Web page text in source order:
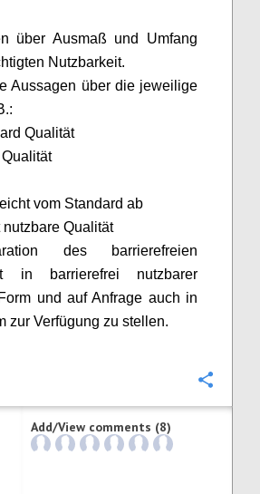
über Ausmaß und Umfang
Nutzbarkeit.
Aussagen über die jeweilige
Qualität
vom Standard ab
Qualität
des barrierefreien
in barrierefrei nutzbarer
und auf Anfrage auch in
zur Verfügung zu stellen.
Add/View comments (8)